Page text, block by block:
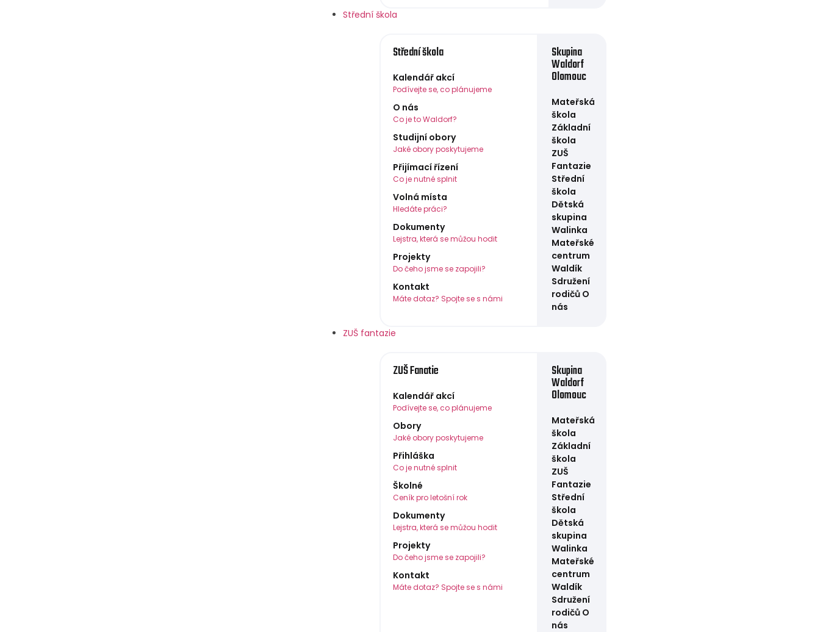
Střední škola
Střední škola
Kalendář akcí
Podívejte se, co plánujeme
O nás
Co je to Waldorf?
Studijní obory
Jaké obory poskytujeme
Přijímací řízení
Co je nutné splnit
Volná místa
Hledáte práci?
Dokumenty
Lejstra, která se můžou hodit
Projekty
Do čeho jsme se zapojili?
Kontakt
Máte dotaz? Spojte se s námi
Skupina
Waldorf
Olomouc
Mateřská
škola
Základní
škola
ZUŠ
Fantazie
Střední
škola
Dětská
skupina
Walinka
Mateřské
centrum
Waldík
Sdružení
rodičů O
nás
ZUŠ fantazie
ZUŠ Fanatie
Kalendář akcí
Podívejte se, co plánujeme
Obory
Jaké obory poskytujeme
Přihláška
Co je nutné splnit
Školné
Ceník pro letošní rok
Dokumenty
Lejstra, která se můžou hodit
Projekty
Do čeho jsme se zapojili?
Kontakt
Máte dotaz? Spojte se s námi
Skupina
Waldorf
Olomouc
Mateřská
škola
Základní
škola
ZUŠ
Fantazie
Střední
škola
Dětská
skupina
Walinka
Mateřské
centrum
Waldík
Sdružení
rodičů O
nás